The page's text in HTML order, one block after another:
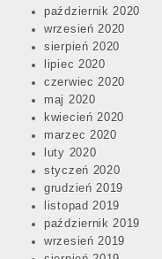
październik 2020
wrzesień 2020
sierpień 2020
lipiec 2020
czerwiec 2020
maj 2020
kwiecień 2020
marzec 2020
luty 2020
styczeń 2020
grudzień 2019
listopad 2019
październik 2019
wrzesień 2019